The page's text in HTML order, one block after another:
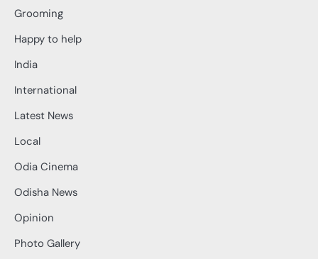
Grooming
Happy to help
India
International
Latest News
Local
Odia Cinema
Odisha News
Opinion
Photo Gallery